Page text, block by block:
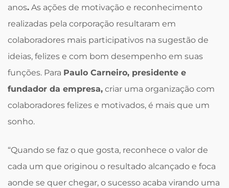
anos. As ações de motivação e reconhecimento
realizadas pela corporação resultaram em
colaboradores mais participativos na sugestão de
ideias, felizes e com bom desempenho em suas
funções. Para Paulo Carneiro, presidente e
fundador da empresa, criar uma organização com
colaboradores felizes e motivados, é mais que um
sonho.
“Quando se faz o que gosta, reconhece o valor de
cada um que originou o resultado alcançado e foca
aonde se quer chegar, o sucesso acaba virando uma